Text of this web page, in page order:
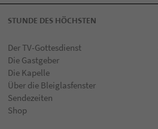
STUNDE DES HÖCHSTEN
Der TV-Gottesdienst
Die Gastgeber
Die Kapelle
Über die Bleiglasfenster
Sendezeiten
Shop